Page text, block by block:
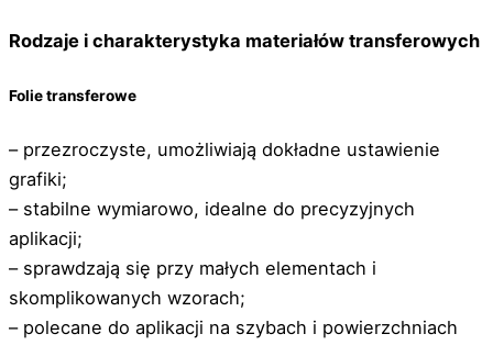
Rodzaje i charakterystyka materiałów transferowych
Folie transferowe
– przezroczyste, umożliwiają dokładne ustawienie
grafiki;
– stabilne wymiarowo, idealne do precyzyjnych
aplikacji;
– sprawdzają się przy małych elementach i
skomplikowanych wzorach;
– polecane do aplikacji na szybach i powierzchniach